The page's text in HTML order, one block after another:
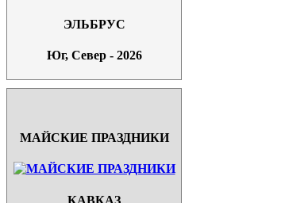
ЭЛЬБРУС
Юг, Север - 2026
МАЙСКИЕ ПРАЗДНИКИ
КАВКАЗ